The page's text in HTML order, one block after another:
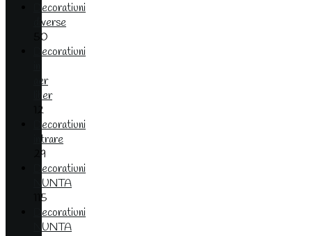
Decoratiuni
diverse
50
Decoratiuni
aer
liber
12
Decoratiuni
intrare
29
Decoratiuni
NUNTA
115
Decoratiuni
NUNTA